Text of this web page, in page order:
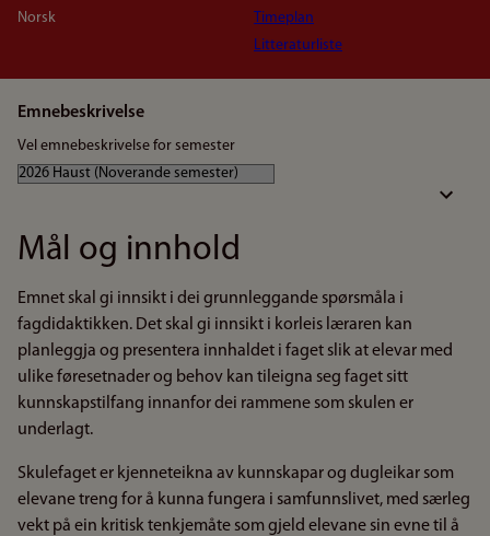
Norsk
Timeplan
Litteraturliste
Emnebeskrivelse
Vel emnebeskrivelse for semester
Mål og innhold
Emnet skal gi innsikt i dei grunnleggande spørsmåla i
fagdidaktikken. Det skal gi innsikt i korleis læraren kan
planleggja og presentera innhaldet i faget slik at elevar med
ulike føresetnader og behov kan tileigna seg faget sitt
kunnskapstilfang innanfor dei rammene som skulen er
underlagt.
Skulefaget er kjenneteikna av kunnskapar og dugleikar som
elevane treng for å kunna fungera i samfunnslivet, med særleg
vekt på ein kritisk tenkjemåte som gjeld elevane sin evne til å